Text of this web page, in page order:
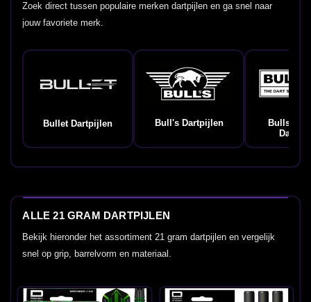
Zoek direct tussen populaire merken dartpijlen en ga snel naar
jouw favoriete merk.
Bullet Dartpijlen Bull's Dartpijlen
Bulls
ALLE 21 GRAM DARTPIJLEN
Bekijk hieronder het assortiment 21 gram dartpijlen en vergelijk
snel op grip, barrelvorm en materiaal.